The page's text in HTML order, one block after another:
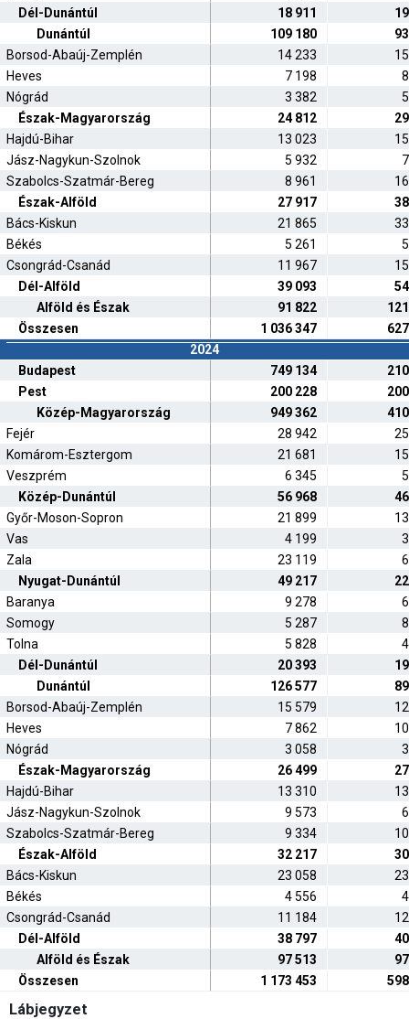
Dél-Dunántúl
18 911
Dunántúl
109 180
Borsod-Abaúj-Zemplén
14 233
Heves
7 198
Nógrád
3 382
Észak-Magyarország
24 812
Hajdú-Bihar
13 023
Jász-Nagykun-Szolnok
5 932
Szabolcs-Szatmár-Bereg
8 961
Észak-Alföld
27 917
Bács-Kiskun
21 865
Békés
5 261
Csongrád-Csanád
11 967
Dél-Alföld
39 093
Alföld és Észak
91 822
Összesen
1 036 347
2024
Budapest
749 134
Pest
200 228
Közép-Magyarország
949 362
Fejér
28 942
Komárom-Esztergom
21 681
Veszprém
6 345
Közép-Dunántúl
56 968
Győr-Moson-Sopron
21 899
Vas
4 199
Zala
23 119
Nyugat-Dunántúl
49 217
Baranya
9 278
Somogy
5 287
Tolna
5 828
Dél-Dunántúl
20 393
Dunántúl
126 577
Borsod-Abaúj-Zemplén
15 579
Heves
7 862
Nógrád
3 058
Észak-Magyarország
26 499
Hajdú-Bihar
13 310
Jász-Nagykun-Szolnok
9 573
Szabolcs-Szatmár-Bereg
9 334
Észak-Alföld
32 217
Bács-Kiskun
23 058
Békés
4 556
Csongrád-Csanád
11 184
Dél-Alföld
38 797
Alföld és Észak
97 513
Összesen
1 173 453
Lábjegyzet